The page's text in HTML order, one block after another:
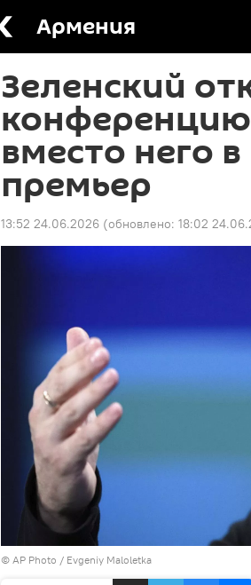
Армения
Зеленский
вместо него
премьер
13:52 24.06.2026 (обновлено: 18:02
© AP Photo / Evgeniy Maloletka